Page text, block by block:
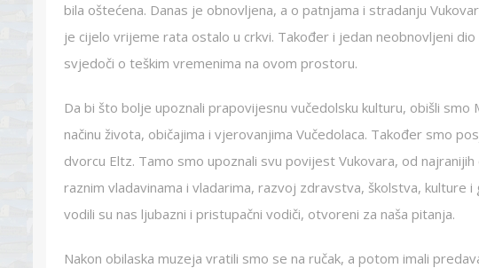
bila oštećena. Danas je obnovljena, a o patnjama i stradanju
je cijelo vrijeme rata ostalo u crkvi. Također i jedan neobnovljeni
svjedoči o teškim vremenima na ovom prostoru.
Da bi što bolje upoznali prapovijesnu vučedolsku kulturu, obišli
načinu života, običajima i vjerovanjima Vučedolaca. Također smo
dvorcu Eltz. Tamo smo upoznali svu povijest Vukovara, od
raznim vladavinama i vladarima, razvoj zdravstva, školstva, kulture
vodili su nas ljubazni i pristupačni vodiči, otvoreni za naša pitanja.
Nakon obilaska muzeja vratili smo se na ručak, a potom imali